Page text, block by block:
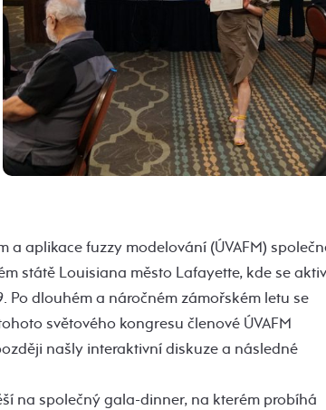
a aplikace fuzzy modelování (ÚVAFM)
státě Louisiana město Lafayette, kde se
Po dlouhém a náročném zámořském letu se
světového kongresu členové ÚVAFM
našly interaktivní diskuze a následné
na společný gala-dinner, na kterém probíhá